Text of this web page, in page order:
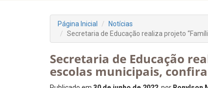
Página Inicial
Notícias
Secretaria de Educação realiza projeto
Secretaria de Educação
escolas municipais, confira